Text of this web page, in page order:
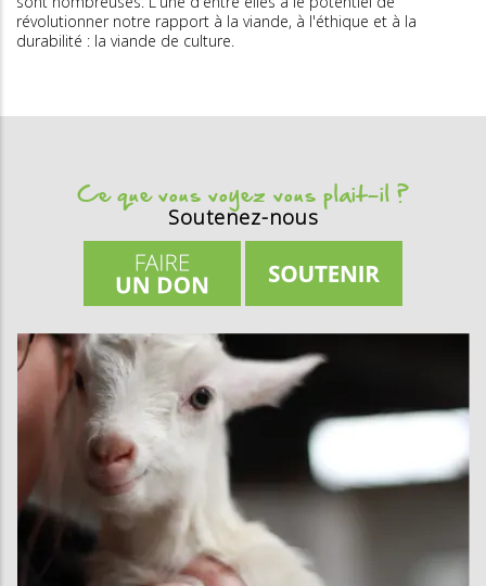
révolutionner notre rapport à la viande, à l'éthique et à la
durabilité : la viande de culture.
Ce que vous voyez vous plait-il ?
Soutenez-nous